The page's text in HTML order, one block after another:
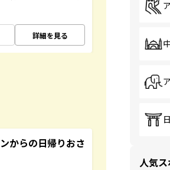
詳細を見る
からの日帰りおさ
人気